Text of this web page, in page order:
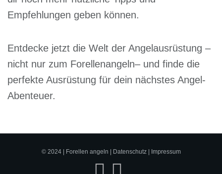
Empfehlungen geben können.
Entdecke jetzt die Welt der Angelausrüstung –
nicht nur zum Forellenangeln– und finde die
perfekte Ausrüstung für dein nächstes Angel-
Abenteuer.
© 2024 | Forellen angeln | Datenschutz| Impressum